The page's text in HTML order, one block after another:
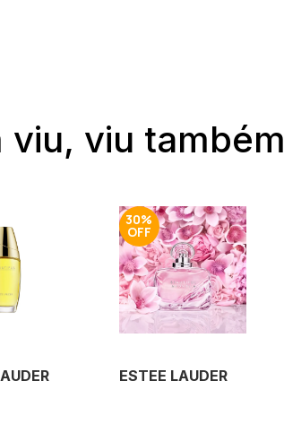
viu, viu também
30%
ESTEE LAUDER